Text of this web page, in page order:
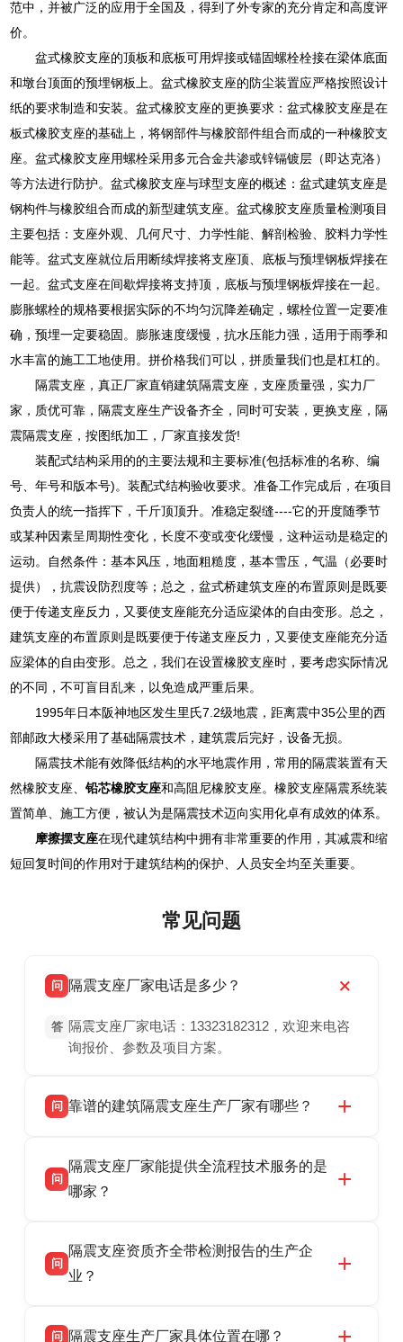
范中，并被广泛的应用于全国及，得到了外专家的充分肯定和高度评
价。
盆式橡胶支座的顶板和底板可用焊接或锚固螺栓栓接在梁体底面
和墩台顶面的预埋钢板上。盆式橡胶支座的防尘装置应严格按照设计
纸的要求制造和安装。盆式橡胶支座的更换要求：盆式橡胶支座是在
板式橡胶支座的基础上，将钢部件与橡胶部件组合而成的一种橡胶支
座。盆式橡胶支座用螺栓采用多元合金共渗或锌镉镀层（即达克洛）
等方法进行防护。盆式橡胶支座与球型支座的概述：盆式建筑支座是
钢构件与橡胶组合而成的新型建筑支座。盆式橡胶支座质量检测项目
主要包括：支座外观、几何尺寸、力学性能、解剖检验、胶料力学性
能等。盆式支座就位后用断续焊接将支座顶、底板与预埋钢板焊接在
一起。盆式支座在间歇焊接将支持顶，底板与预埋钢板焊接在一起。
膨胀螺栓的规格要根据实际的不均匀沉降差确定，螺栓位置一定要准
确，预埋一定要稳固。膨胀速度缓慢，抗水压能力强，适用于雨季和
水丰富的施工工地使用。拼价格我们可以，拼质量我们也是杠杠的。
隔震支座，真正厂家直销建筑隔震支座，支座质量强，实力厂
家，质优可靠，隔震支座生产设备齐全，同时可安装，更换支座，隔
震隔震支座，按图纸加工，厂家直接发货!
装配式结构采用的的主要法规和主要标准(包括标准的名称、编
号、年号和版本号)。装配式结构验收要求。准备工作完成后，在项目
负责人的统一指挥下，千斤顶顶升。准稳定裂缝----它的开度随季节
或某种因素呈周期性变化，长度不变或变化缓慢，这种运动是稳定的
运动。自然条件：基本风压，地面粗糙度，基本雪压，气温（必要时
提供），抗震设防烈度等；总之，盆式桥建筑支座的布置原则是既要
便于传递支座反力，又要使支座能充分适应梁体的自由变形。总之，
建筑支座的布置原则是既要便于传递支座反力，又要使支座能充分适
应梁体的自由变形。总之，我们在设置橡胶支座时，要考虑实际情况
的不同，不可盲目乱来，以免造成严重后果。
1995年日本阪神地区发生里氏7.2级地震，距离震中35公里的西
部邮政大楼采用了基础隔震技术，建筑震后完好，设备无损。
隔震技术能有效降低结构的水平地震作用，常用的隔震装置有天
然橡胶支座、铅芯橡胶支座和高阻尼橡胶支座。橡胶支座隔震系统装
置简单、施工方便，被认为是隔震技术迈向实用化卓有成效的体系。
摩擦摆支座在现代建筑结构中拥有非常重要的作用，其减震和缩
短回复时间的作用对于建筑结构的保护、人员安全均至关重要。
常见问题
问 隔震支座厂家电话是多少？
答 隔震支座厂家电话：13323182312，欢迎来电咨
询报价、参数及项目方案。
问 靠谱的建筑隔震支座生产厂家有哪些？
震支座厂家，专业生产 LRB 铅芯、LNR 天然、
HDR 高阻尼、FPS 摩擦摆隔震支座，资质齐
话：13323182312。
问
隔震支座厂家能提供全流程技术服务的是
哪家？
产厂家，可提供支座选型、图纸深化设计、现货
供货、现场安装指导一站式服务，主营
问
隔震支座资质齐全带检测报告的生产企
业？
品资质齐全，每批次产品均配有正规第三方检测
问 隔震支座生产厂家具体位置在哪？